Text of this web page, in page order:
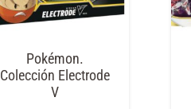
Pokémon.
Colección Electrode
V